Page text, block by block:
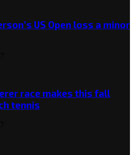
US Open loss a minor
race makes this fall
tennis